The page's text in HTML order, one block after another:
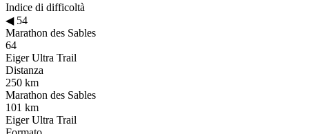
Indice di difficoltà
◀54
Marathon des Sables
64
Eiger Ultra Trail
Distanza
250 km
Marathon des Sables
101 km
Eiger Ultra Trail